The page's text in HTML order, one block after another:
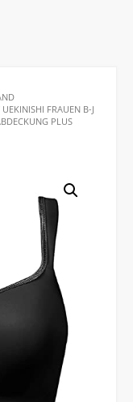
FRAUEN B-J
PLUS